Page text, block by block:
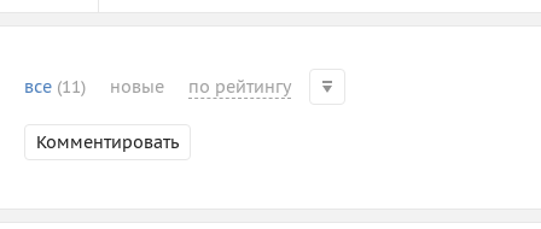
все (11) новые по рейтингу
Комментировать